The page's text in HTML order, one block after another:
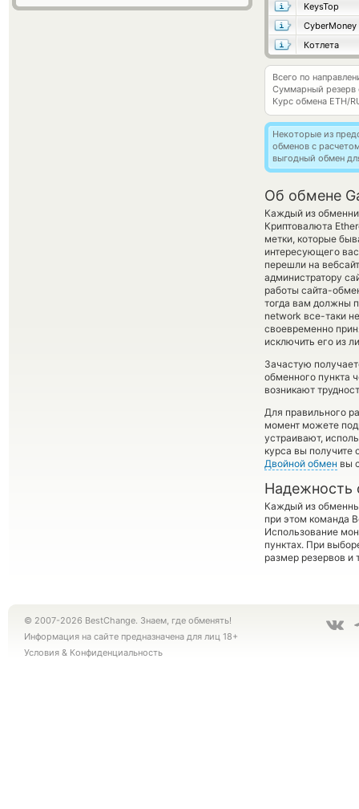
KeysTop
CyberMoney
Котлета
Всего по
Суммарный резерв
Курс обмена ETH/
Некоторые из
обменов с
выгодный обмен
Об обмене
Каждый из
Криптовалюта
метки, которые
интересующего
перешли на
администратору
работы сайта-
тогда вам должны
network все-таки
своевременно
исключить его из
Зачастую
обменного пункта
возникают
Для правильного
момент можете
устраивают,
курса вы получите
Двойной обмен вы
Надежность
Каждый из
при этом команда
Использование
пунктах. При
размер резервов и
© 2007-2026 BestChange. Знаем, где обменять!
Информация на сайте предназначена для лиц 18+
Условия & Конфиденциальность